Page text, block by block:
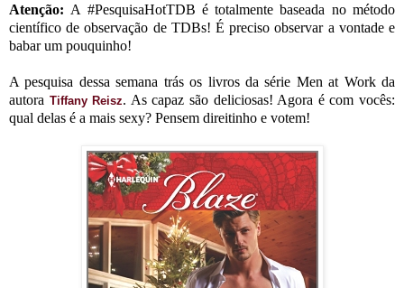
Atenção: A #PesquisaHotTDB é totalmente baseada no método
científico de observação de TDBs! É preciso observar a vontade e
babar um pouquinho!
A pesquisa dessa semana trás os livros da série Men at Work da
autora Tiffany Reisz. As capaz são deliciosas! Agora é com vocês:
qual delas é a mais sexy? Pensem direitinho e votem!